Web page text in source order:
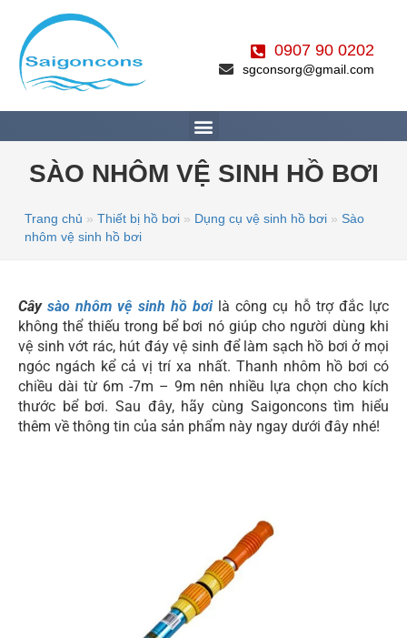
0907 90 0202
sgconsorg@gmail.com
SÀO NHÔM VỆ SINH HỒ BƠI
Trang chủ »Thiết bị hồ bơi » Dụng cụ vệ sinh hồ bơi » Sào
nhôm vệ sinh hồ bơi
Câysào nhôm vệ sinh hồ bơilà công cụ hỗ trợ đắc lực
không thể thiếu trong bể bơi nó giúp cho người dùng khi
vệ sinh vớt rác, hút đáy vệ sinh để làm sạch hồ bơi ở mọi
ngóc ngách kể cả vị trí xa nhất. Thanh nhôm hồ bơi có
chiều dài từ 6m -7m – 9m nên nhiều lựa chọn cho kích
thước bể bơi. Sau đây, hãy cùng Saigoncons tìm hiểu
thêm về thông tin của sản phẩm này ngay dưới đây nhé!